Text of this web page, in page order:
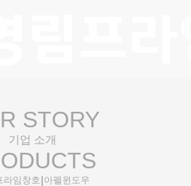
STORY
기업 소개
ODUCTS
라임창호 아펠윈도우